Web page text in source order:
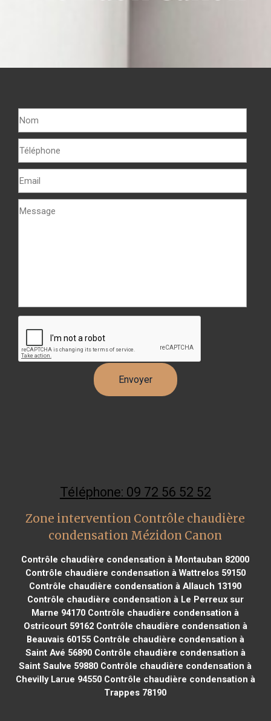
Téléphone: 09 72 56 52 52
Zone intervention Contrôle chaudière
condensation Mézidon Canon
Contrôle chaudière condensation à Montauban 82000
Contrôle chaudière condensation à Wattrelos 59150
Contrôle chaudière condensation à Allauch 13190
Contrôle chaudière condensation à Le Perreux sur
Marne 94170 Contrôle chaudière condensation à
Ostricourt 59162Contrôle chaudière condensation à
Beauvais 60155Contrôle chaudière condensation à
Saint Avé 56890Contrôle chaudière condensation à
Saint Saulve 59880 Contrôle chaudière condensation à
Chevilly Larue 94550Contrôle chaudière condensation à
Trappes 78190